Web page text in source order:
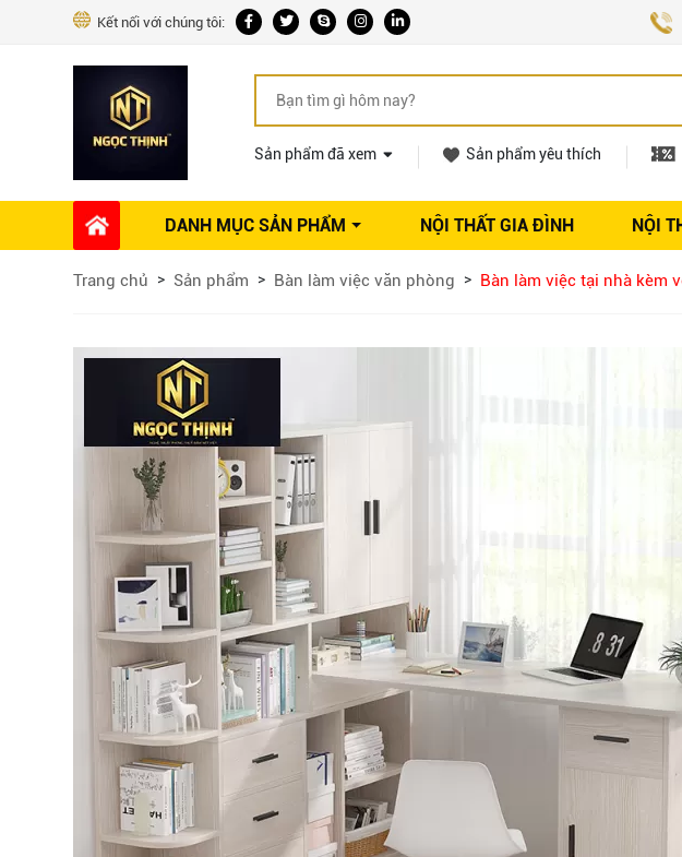
Kết nối với chúng tôi:
Sản phẩm đã xem Sản phẩm yêu thích
DANH MỤC SẢN PHẨM
Phụ kiện Nội thất
Ổ khóa tủ
Máy hút mùi
Vòi rửa nhà bếp
Phụ kiện tủ áo
Phụ kiện tủ bếp trên
Thùng đựng gạo
Bếp từ-Bếp hồng ngoại
Chậu rửa bát
Ray trượt – bản lề – tay nắm cửa
Phụ kiện tủ bếp dưới
Giá để bát đĩa đa năng
Giá để dao thớt
Kệ để chất tẩy rửa
Kệ gia vị
Kệ góc liên hoàn
NỘI THẤT GIA ĐÌNH NỘI
Dự án thi công
Trang chủ Sản phẩm Bàn làm việc văn phòng Bàn làm việc tại nhà kèm